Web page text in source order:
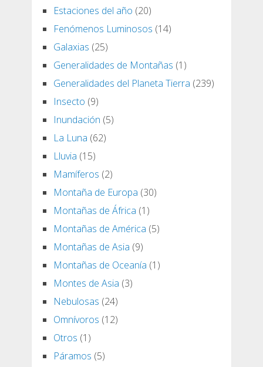
Estaciones del año (20)
Fenómenos Luminosos (14)
Galaxias (25)
Generalidades de Montañas (1)
Generalidades del Planeta Tierra (239)
Insecto (9)
Inundación (5)
La Luna (62)
Lluvia (15)
Mamíferos (2)
Montaña de Europa (30)
Montañas de África (1)
Montañas de América (5)
Montañas de Asia (9)
Montañas de Oceanía (1)
Montes de Asia (3)
Nebulosas (24)
Omnívoros (12)
Otros (1)
Páramos (5)